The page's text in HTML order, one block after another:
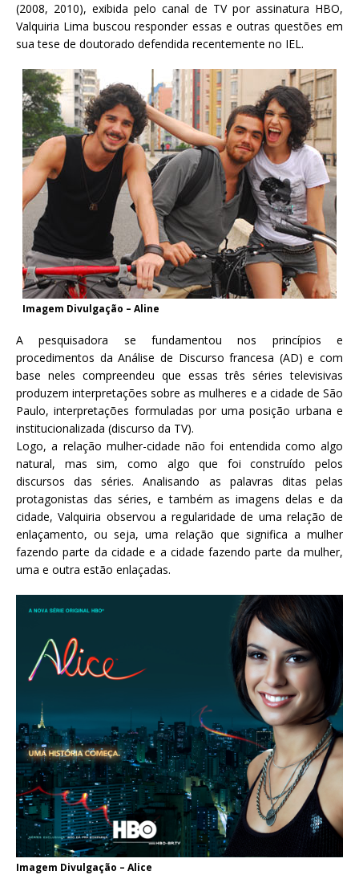
(2008, 2010), exibida pelo canal de TV por assinatura HBO,
Valquiria Lima buscou responder essas e outras questões em
sua tese de doutorado defendida recentemente no IEL.
Imagem Divulgação – Aline
A pesquisadora se fundamentou nos princípios e
procedimentos da Análise de Discurso francesa (AD) e com
base neles compreendeu que essas três séries televisivas
produzem interpretações sobre as mulheres e a cidade de São
Paulo, interpretações formuladas por uma posição urbana e
institucionalizada (discurso da TV).
Logo, a relação mulher-cidade não foi entendida como algo
natural, mas sim, como algo que foi construído pelos
discursos das séries. Analisando as palavras ditas pelas
protagonistas das séries, e também as imagens delas e da
cidade, Valquiria observou a regularidade de uma relação de
enlaçamento, ou seja, uma relação que significa a mulher
fazendo parte da cidade e a cidade fazendo parte da mulher,
uma e outra estão enlaçadas.
Imagem Divulgação – Alice